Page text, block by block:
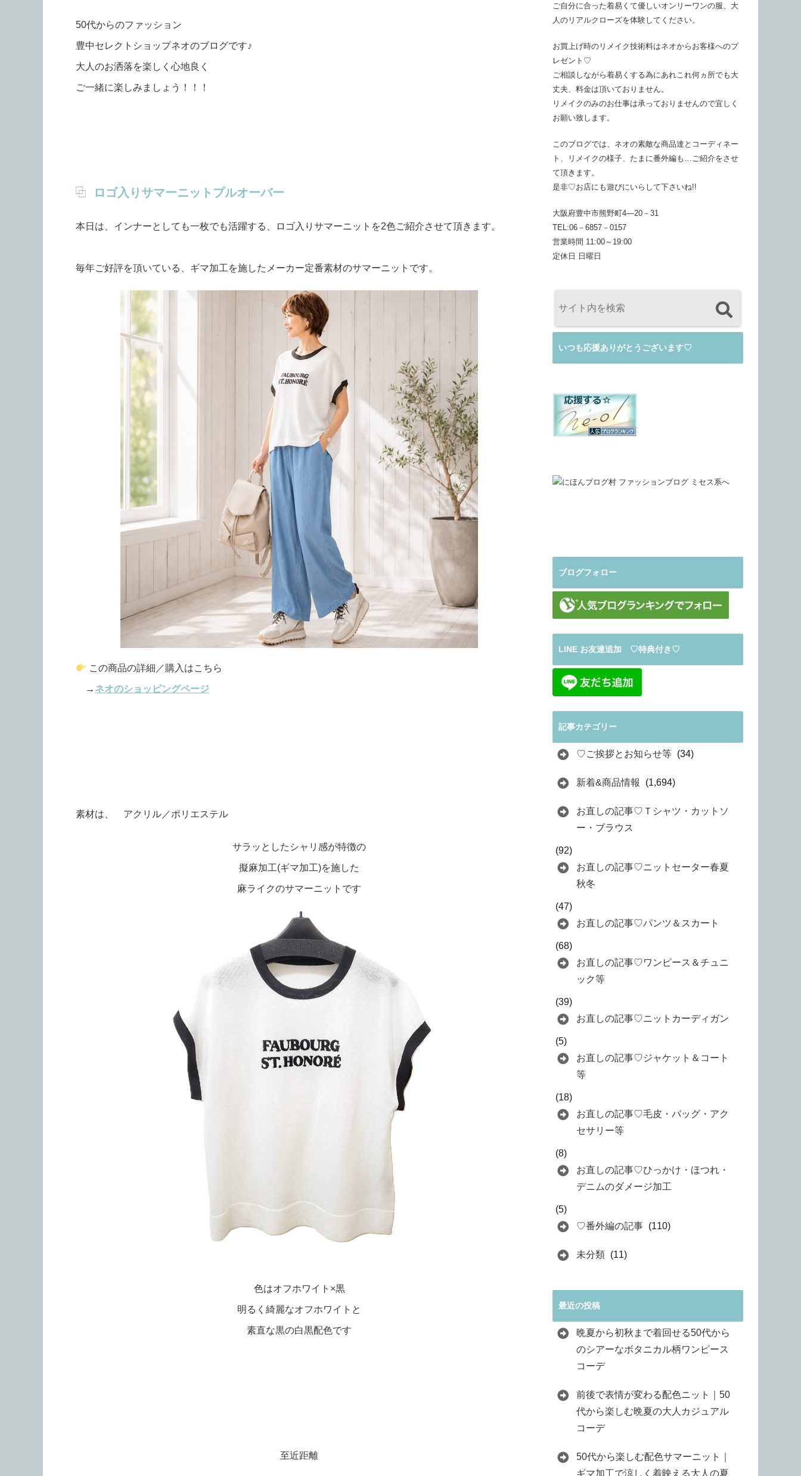
50代からのファッション
豊中セレクトショップネオのブログです♪
大人のお洒落を楽しく心地良く
ご一緒に楽しみましょう！！！
ロゴ入りサマーニットプルオーバー
本日は、インナーとしても一枚でも活躍する、ロゴ入りサマーニットを2色ご紹介させて頂きます。
毎年ご好評を頂いている、ギマ加工を施したメーカー定番素材のサマーニットです。
この商品の詳細／購入はこちら
→ ネオのショッピングページ
素材は、 アクリル／ポリエステル
サラッとしたシャリ感が特徴の
擬麻加工(ギマ加工)を施した
麻ライクのサマーニットです
色はオフホワイト×黒
明るく綺麗なオフホワイトと
素直な黒の白黒配色です
至近距離
ご自分に合った着易くて優しいオンリーワンの服、大
人のリアルクローズを体験してください。
お買上げ時のリメイク技術料はネオからお客様へのプ
レゼント♡
ご相談しながら着易くする為にあれこれ何ヵ所でも大
丈夫、料金は頂いておりません。
リメイクのみのお仕事は承っておりませんので宜しく
お願い致します。
このブログでは、ネオの素敵な商品達とコーディネー
ト、リメイクの様子、たまに番外編も…ご紹介をさせ
て頂きます。
是非♡お店にも遊びにいらして下さいね!!
大阪府豊中市熊野町4―20－31
TEL:06－6857－0157
営業時間 11:00～19:00
定休日 日曜日
いつも応援ありがとうございます♡
ブログフォロー
LINE お友達追加 ♡特典付き♡
記事カテゴリー
♡ご挨拶とお知らせ等 (34)
新着&商品情報 (1,694)
お直しの記事♡Ｔシャツ・カットソ
ー・ブラウス
(92)
お直しの記事♡ニットセーター春夏
秋冬
(47)
お直しの記事♡パンツ＆スカート
(68)
お直しの記事♡ワンピース＆チュニ
ック等
(39)
お直しの記事♡ニットカーディガン
(5)
お直しの記事♡ジャケット＆コート
等
(18)
お直しの記事♡毛皮・バッグ・アク
セサリー等
(8)
お直しの記事♡ひっかけ・ほつれ・
デニムのダメージ加工
(5)
♡番外編の記事 (110)
未分類 (11)
最近の投稿
晩夏から初秋まで着回せる50代から
のシアーなボタニカル柄ワンピース
コーデ
前後で表情が変わる配色ニット｜50
代から楽しむ晩夏の大人カジュアル
コーデ
50代から楽しむ配色サマーニット｜
ギマ加工で涼しく着映える大人の夏